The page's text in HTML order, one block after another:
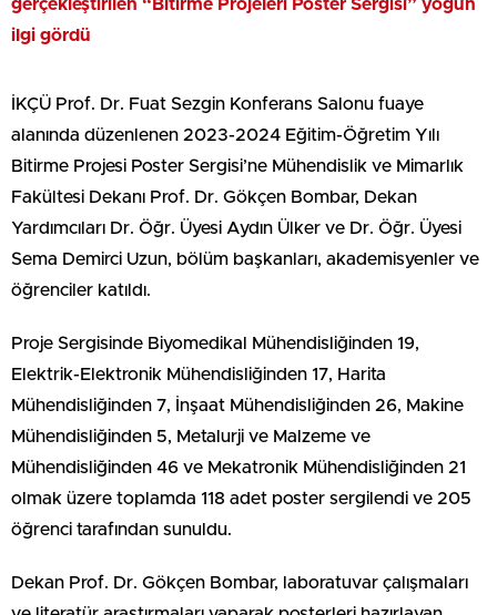
gerçekleştirilen “Bitirme Projeleri Poster Sergisi” yoğun
ilgi gördü
İKÇÜ Prof. Dr. Fuat Sezgin Konferans Salonu fuaye
alanında düzenlenen 2023-2024 Eğitim-Öğretim Yılı
Bitirme Projesi Poster Sergisi’ne Mühendislik ve Mimarlık
Fakültesi Dekanı Prof. Dr. Gökçen Bombar, Dekan
Yardımcıları Dr. Öğr. Üyesi Aydın Ülker ve Dr. Öğr. Üyesi
Sema Demirci Uzun, bölüm başkanları, akademisyenler ve
öğrenciler katıldı.
Proje Sergisinde Biyomedikal Mühendisliğinden 19,
Elektrik-Elektronik Mühendisliğinden 17, Harita
Mühendisliğinden 7, İnşaat Mühendisliğinden 26, Makine
Mühendisliğinden 5, Metalurji ve Malzeme ve
Mühendisliğinden 46 ve Mekatronik Mühendisliğinden 21
olmak üzere toplamda 118 adet poster sergilendi ve 205
öğrenci tarafından sunuldu.
Dekan Prof. Dr. Gökçen Bombar, laboratuvar çalışmaları